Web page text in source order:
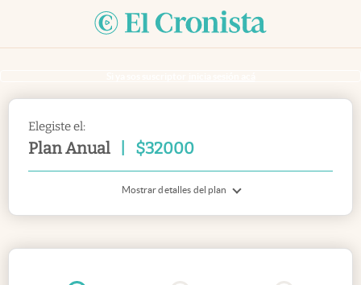
Elegiste el:
Plan Anual $32000
Mostrar detalles del plan